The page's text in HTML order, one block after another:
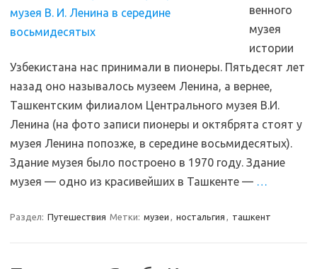
венного
музея
истории
Узбекистана нас принимали в пионеры. Пятьдесят лет
назад оно называлось музеем Ленина, а вернее,
Ташкентским филиалом Центрального музея В.И.
Ленина (на фото записи пионеры и октябрята стоят у
музея Ленина попозже, в середине восьмидесятых).
Здание музея было построено в 1970 году. Здание
музея — одно из красивейших в Ташкенте — …
Раздел: Путешествия Метки: музеи , ностальгия , ташкент